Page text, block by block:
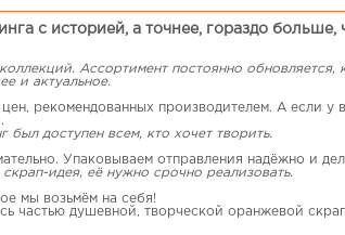
с историей, а точнее, гораздо больше,
Ассортимент постоянно
и актуальное.
рекомендованных производителем. А если у
был доступен всем, кто хочет творить.
Упаковываем отправления надёжно и
идея, её нужно срочно реализовать.
мы возьмём на себя!
частью душевной, творческой оранжевой